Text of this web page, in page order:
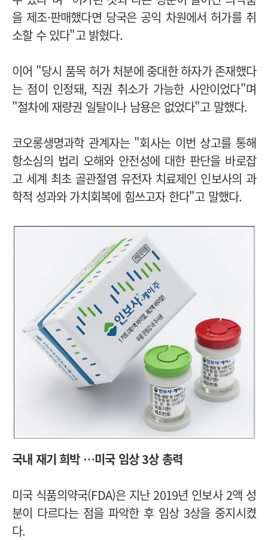
을 제조·판매했다면 당국은 공익 차원에서 허가를 취
소할 수 있다"고 밝혔다.
이어 "당시 품목 허가 처분에 중대한 하자가 존재했다
는 점이 인정돼, 직권 취소가 가능한 사안이었다"며
"절차에 재량권 일탈이나 남용은 없었다"고 말했다.
코오롱생명과학 관계자는 "회사는 이번 상고를 통해
항소심의 법리 오해와 안전성에 대한 판단을 바로잡
고 세계 최초 골관절염 유전자 치료제인 인보사의 과
학적 성과와 가치회복에 힘쓰고자 한다"고 말했다.
국내 재기 희박 …미국 임상 3상 총력
미국 식품의약국(FDA)은 지난 2019년 인보사 2액 성
분이 다르다는 점을 파악한 후 임상 3상을 중지시켰
다.